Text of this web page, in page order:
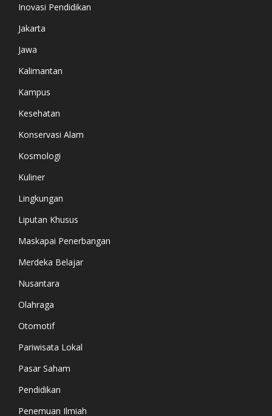
Inovasi Pendidikan
Jakarta
Jawa
Kalimantan
Kampus
Kesehatan
Konservasi Alam
Kosmologi
Kuliner
Lingkungan
Liputan Khusus
Maskapai Penerbangan
Merdeka Belajar
Nusantara
Olahraga
Otomotif
Pariwisata Lokal
Pasar Saham
Pendidikan
Penemuan Ilmiah